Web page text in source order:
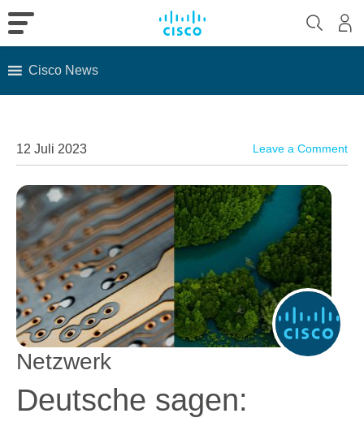
Cisco News
12 Juli 2023 Leave a Comment
Netzwerk
Deutsche sagen: